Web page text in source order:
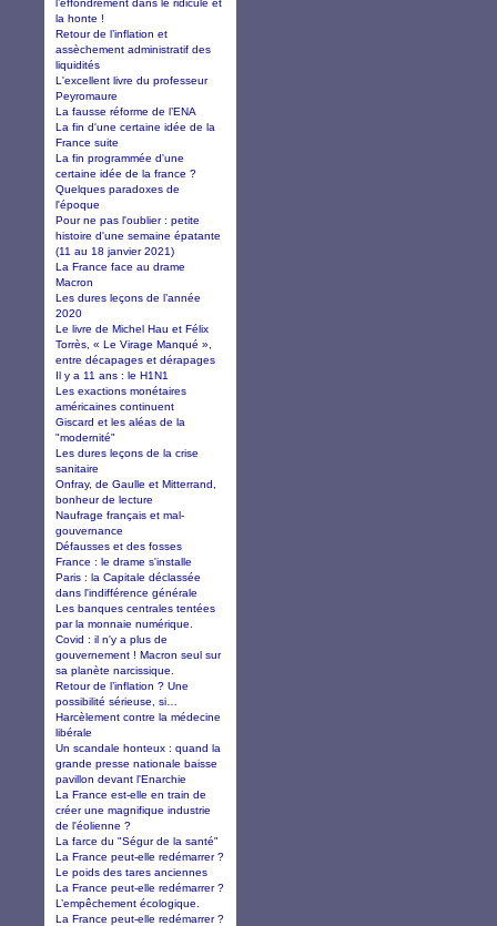
la honte !
Retour de l’inflation et
assèchement administratif des
liquidités
L'excellent livre du professeur
Peyromaure
La fausse réforme de l’ENA
La fin d'une certaine idée de la
France suite
La fin programmée d'une
certaine idée de la france ?
Quelques paradoxes de
l'époque
Pour ne pas l'oublier : petite
histoire d'une semaine épatante
(11 au 18 janvier 2021)
La France face au drame
Macron
Les dures leçons de l’année
2020
Le livre de Michel Hau et Félix
Torrès, « Le Virage Manqué »,
entre décapages et dérapages
Il y a 11 ans : le H1N1
Les exactions monétaires
américaines continuent
Giscard et les aléas de la
"modernité"
Les dures leçons de la crise
sanitaire
Onfray, de Gaulle et Mitterrand,
bonheur de lecture
Naufrage français et mal-
gouvernance
Défausses et des fosses
France : le drame s'installe
Paris : la Capitale déclassée
dans l'indifférence générale
Les banques centrales tentées
par la monnaie numérique.
Covid : il n'y a plus de
gouvernement ! Macron seul sur
sa planète narcissique.
Retour de l’inflation ? Une
possibilité sérieuse, si…
Harcèlement contre la médecine
libérale
Un scandale honteux : quand la
grande presse nationale baisse
pavillon devant l'Enarchie
La France est-elle en train de
créer une magnifique industrie
de l'éolienne ?
La farce du "Ségur de la santé"
La France peut-elle redémarrer ?
Le poids des tares anciennes
La France peut-elle redémarrer ?
L’empêchement écologique.
La France peut-elle redémarrer ?